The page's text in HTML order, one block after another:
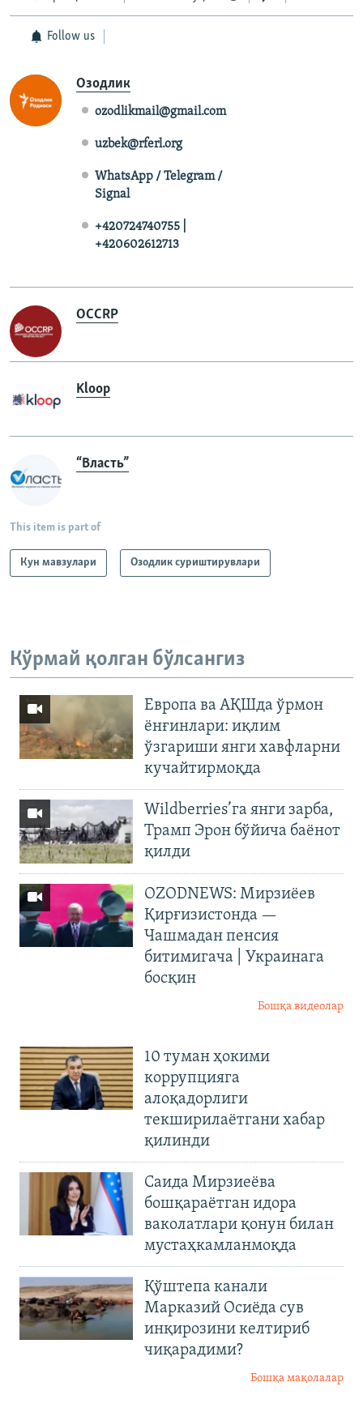
Follow us
Озодлик
ozodlikmail@gmail.com
uzbek@rferl.org
WhatsApp / Telegram /
Signal
+420724740755 |
+420602612713
OCCRP
Kloop
“Власть”
This item is part of
Кун мавзулари Озодлик суриштирувлари
Кўрмай қолган бўлсангиз
Европа ва АҚШда ўрмон
ёнғинлари: иқлим
ўзгариши янги хавфларни
кучайтирмоқда
Wildberries’га янги зарба,
Трамп Эрон бўйича баёнот
қилди
OZODNEWS: Мирзиёев
Қирғизистонда —
Чашмадан пенсия
битимигача | Украинага
босқин
Бошқа видеолар
10 туман ҳокими
коррупцияга
алоқадорлиги
текширилаётгани хабар
қилинди
Саида Мирзиеёва
бошқараётган идора
ваколатлари қонун билан
мустаҳкамланмоқда
Қўштепа канали
Марказий Осиёда сув
инқирозини келтириб
чиқарадими?
Бошқа мақолалар